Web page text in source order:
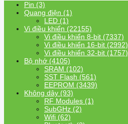
Pin (3)
Quang điện (1)
LED (1)
Vi điều khiển (22155)
Vi điều khiển 8-bit (7337)
Vi điều khiển 16-bit (2992)
Vi điều khiển 32-bit (1757)
Bộ nhớ (4105)
SRAM (102)
SST Flash (561)
EEPROM (3439)
Không dây (93)
RF Modules (1)
SubGHz (2)
Wifi (62)